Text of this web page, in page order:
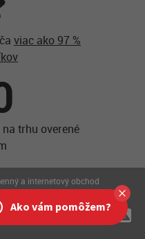
viac ako 97 %
trhu overené
a internetový obchod
Ako vám pomôžem?